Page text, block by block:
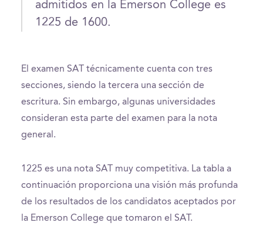
admitidos en la Emerson College es
1225 de 1600.
El examen SAT técnicamente cuenta con tres
secciones, siendo la tercera una sección de
escritura. Sin embargo, algunas universidades
consideran esta parte del examen para la nota
general.
1225 es una nota SAT muy competitiva. La tabla a
continuación proporciona una visión más profunda
de los resultados de los candidatos aceptados por
la Emerson College que tomaron el SAT.